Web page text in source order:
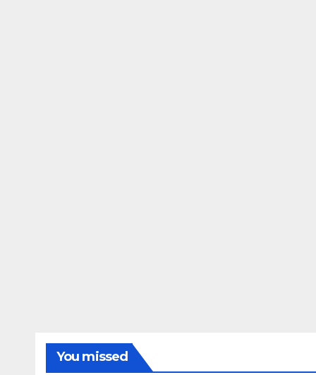
You missed